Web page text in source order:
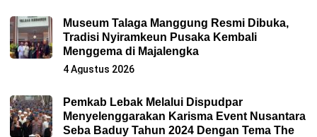
Museum Talaga Manggung Resmi Dibuka,
Tradisi Nyiramkeun Pusaka Kembali
Menggema di Majalengka
4 Agustus 2026
Pemkab Lebak Melalui Dispudpar
Menyelenggarakan Karisma Event Nusantara
Seba Baduy Tahun 2024 Dengan Tema The